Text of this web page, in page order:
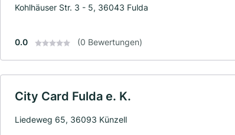
Kohlhäuser Str. 3 - 5, 36043 Fulda
0.0 (0 Bewertungen)
City Card Fulda e. K.
Liedeweg 65, 36093 Künzell